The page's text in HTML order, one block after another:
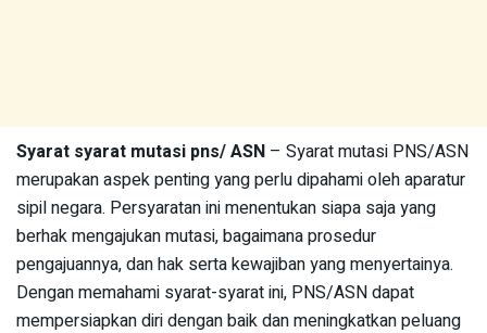
Syarat syarat mutasi pns/ ASN – Syarat mutasi PNS/ASN
merupakan aspek penting yang perlu dipahami oleh aparatur
sipil negara. Persyaratan ini menentukan siapa saja yang
berhak mengajukan mutasi, bagaimana prosedur
pengajuannya, dan hak serta kewajiban yang menyertainya.
Dengan memahami syarat-syarat ini, PNS/ASN dapat
mempersiapkan diri dengan baik dan meningkatkan peluang